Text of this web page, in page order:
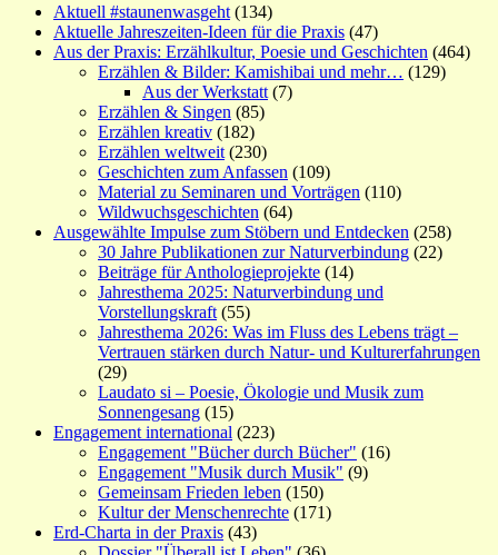
Aktuell #staunenwasgeht (134)
Aktuelle Jahreszeiten-Ideen für die Praxis (47)
Aus der Praxis: Erzählkultur, Poesie und Geschichten (464)
Erzählen & Bilder: Kamishibai und mehr… (129)
Aus der Werkstatt (7)
Erzählen & Singen (85)
Erzählen kreativ (182)
Erzählen weltweit (230)
Geschichten zum Anfassen (109)
Material zu Seminaren und Vorträgen (110)
Wildwuchsgeschichten (64)
Ausgewählte Impulse zum Stöbern und Entdecken (258)
30 Jahre Publikationen zur Naturverbindung (22)
Beiträge für Anthologieprojekte (14)
Jahresthema 2025: Naturverbindung und
Vorstellungskraft (55)
Jahresthema 2026: Was im Fluss des Lebens trägt –
Vertrauen stärken durch Natur- und Kulturerfahrungen
(29)
Laudato si – Poesie, Ökologie und Musik zum
Sonnengesang (15)
Engagement international (223)
Engagement "Bücher durch Bücher" (16)
Engagement "Musik durch Musik" (9)
Gemeinsam Frieden leben (150)
Kultur der Menschenrechte (171)
Erd-Charta in der Praxis (43)